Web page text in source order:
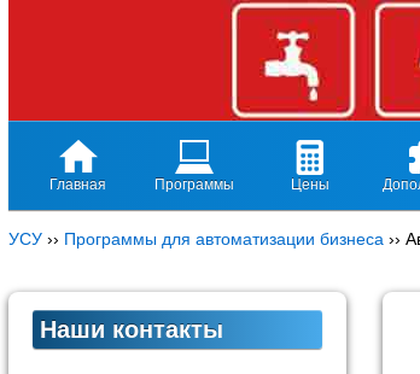
Главная Программы Цены
УСУ ›› Программы для автоматизации бизнеса ››
Наши контакты